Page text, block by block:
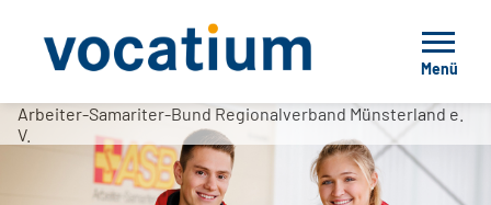
Menü
Arbeiter-Samariter-Bund Regionalverband Münsterland e.
V.